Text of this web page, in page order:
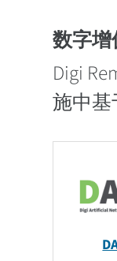
数字
Digi
施中基